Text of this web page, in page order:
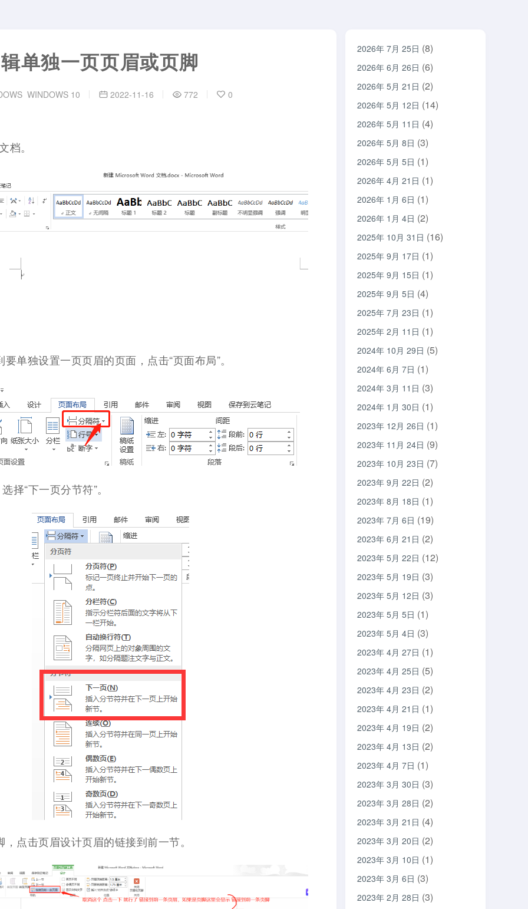
单独一页页眉或页脚
WINDOWS 10 2022-11-16 772 0
档。
单独设置一页页眉的页面，点击“页面布局”。
择“下一页分节符”。
点击页眉设计页眉的链接到前一节。
2026年 7月 25日 (8)
2026年 6月 26日 (6)
2026年 5月 21日 (2)
2026年 5月 12日 (14)
2026年 5月 11日 (4)
2026年 5月 8日 (3)
2026年 5月 5日 (1)
2026年 4月 21日 (1)
2026年 1月 6日 (1)
2026年 1月 4日 (2)
2025年 10月 31日 (16)
2025年 9月 17日 (1)
2025年 9月 15日 (1)
2025年 9月 5日 (4)
2025年 7月 23日 (1)
2025年 2月 11日 (1)
2024年 10月 29日 (5)
2024年 6月 7日 (1)
2024年 3月 11日 (3)
2024年 1月 30日 (1)
2023年 12月 26日 (1)
2023年 11月 24日 (9)
2023年 10月 23日 (7)
2023年 9月 22日 (2)
2023年 8月 18日 (1)
2023年 7月 6日 (19)
2023年 6月 21日 (2)
2023年 5月 22日 (12)
2023年 5月 19日 (3)
2023年 5月 12日 (3)
2023年 5月 5日 (1)
2023年 5月 4日 (3)
2023年 4月 27日 (1)
2023年 4月 25日 (5)
2023年 4月 23日 (2)
2023年 4月 21日 (1)
2023年 4月 19日 (2)
2023年 4月 13日 (2)
2023年 4月 7日 (1)
2023年 3月 30日 (3)
2023年 3月 28日 (2)
2023年 3月 21日 (4)
2023年 3月 20日 (2)
2023年 3月 10日 (1)
2023年 3月 6日 (3)
2023年 2月 28日 (3)